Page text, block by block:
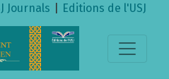
» : Une perspective
Journals Editions de l'USJ